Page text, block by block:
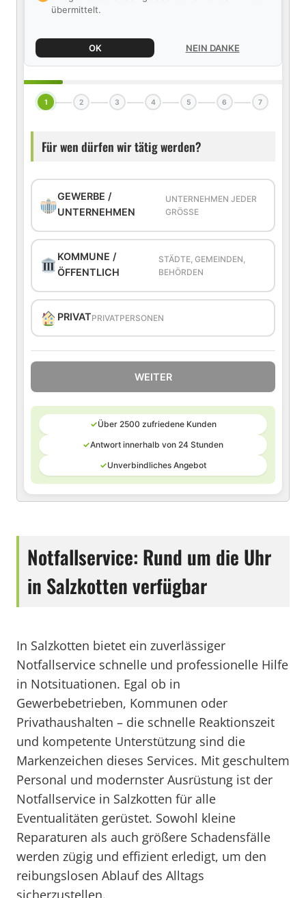
übermittelt.
OK NEIN DANKE
1 2 3 4 5 6 7
Für wen dürfen wir tätig werden?
GEWERBE /
UNTERNEHMEN
UNTERNEHMEN JEDER
GRÖSSE
KOMMUNE /
ÖFFENTLICH
STÄDTE, GEMEINDEN,
BEHÖRDEN
PRIVATPRIVATPERSONEN
WEITER
✓Über 2500 zufriedene Kunden
✓Antwort innerhalb von 24 Stunden
✓Unverbindliches Angebot
Notfallservice: Rund um die Uhr
in Salzkotten verfügbar
In Salzkotten bietet ein zuverlässiger
Notfallservice schnelle und professionelle Hilfe
in Notsituationen. Egal ob in
Gewerbebetrieben, Kommunen oder
Privathaushalten – die schnelle Reaktionszeit
und kompetente Unterstützung sind die
Markenzeichen dieses Services. Mit geschultem
Personal und modernster Ausrüstung ist der
Notfallservice in Salzkotten für alle
Eventualitäten gerüstet. Sowohl kleine
Reparaturen als auch größere Schadensfälle
werden zügig und effizient erledigt, um den
reibungslosen Ablauf des Alltags
sicherzustellen.